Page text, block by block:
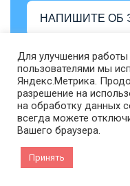
НАПИШИТЕ ОБ
Для улучшения работы
пользователями мы
Яндекс.Метрика.
разрешение на
на обработку данных
всегда можете
Вашего браузера.
Принять